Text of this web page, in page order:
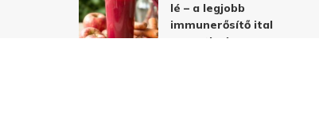
lé – a legjobb
immunerősítő ital
receptje és